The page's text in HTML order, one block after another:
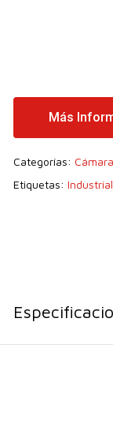
Más
Categorías:
Etiquetas: Industrial